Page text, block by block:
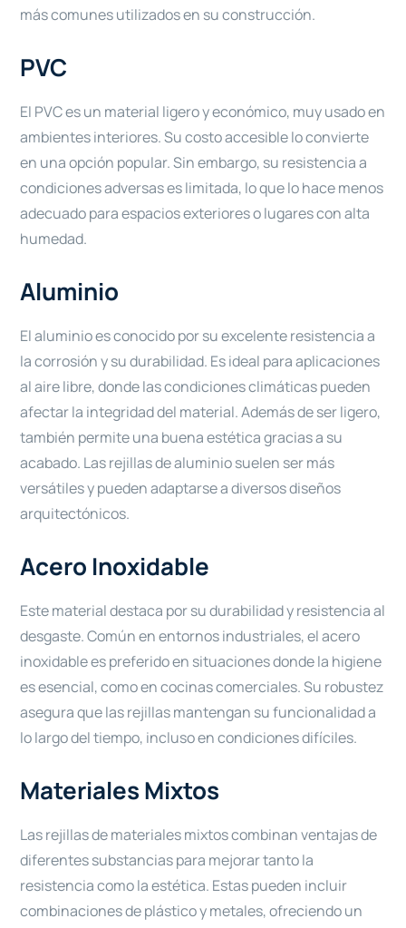
más comunes utilizados en su construcción.
PVC
El PVC es un material ligero y económico, muy usado en
ambientes interiores. Su costo accesible lo convierte
en una opción popular. Sin embargo, su resistencia a
condiciones adversas es limitada, lo que lo hace menos
adecuado para espacios exteriores o lugares con alta
humedad.
Aluminio
El aluminio es conocido por su excelente resistencia a
la corrosión y su durabilidad. Es ideal para aplicaciones
al aire libre, donde las condiciones climáticas pueden
afectar la integridad del material. Además de ser ligero,
también permite una buena estética gracias a su
acabado. Las rejillas de aluminio suelen ser más
versátiles y pueden adaptarse a diversos diseños
arquitectónicos.
Acero Inoxidable
Este material destaca por su durabilidad y resistencia al
desgaste. Común en entornos industriales, el acero
inoxidable es preferido en situaciones donde la higiene
es esencial, como en cocinas comerciales. Su robustez
asegura que las rejillas mantengan su funcionalidad a
lo largo del tiempo, incluso en condiciones difíciles.
Materiales Mixtos
Las rejillas de materiales mixtos combinan ventajas de
diferentes substancias para mejorar tanto la
resistencia como la estética. Estas pueden incluir
combinaciones de plástico y metales, ofreciendo un